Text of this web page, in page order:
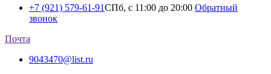
+7 (921) 579-61-91СПб, с 11:00 до 20:00 Обратный
звонок
Почта
9043470@list.ru